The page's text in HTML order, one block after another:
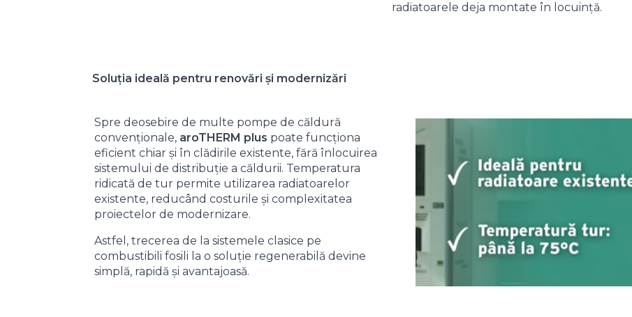
radiatoarele deja montate în locuință.
Soluția ideală pentru renovări și modernizări
Spre deosebire de multe pompe de căldură
convenționale, aroTHERM plus poate funcționa
eficient chiar și în clădirile existente, fără înlocuirea
sistemului de distribuție a căldurii. Temperatura
ridicată de tur permite utilizarea radiatoarelor
existente, reducând costurile și complexitatea
proiectelor de modernizare.
Astfel, trecerea de la sistemele clasice pe
combustibili fosili la o soluție regenerabilă devine
simplă, rapidă și avantajoasă.